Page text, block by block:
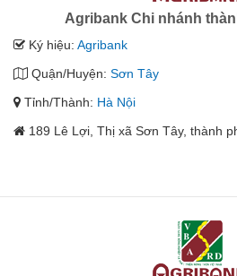
Agribank Chi nhánh
Ký hiệu: Agribank
Quận/Huyện: Sơn Tây
Tỉnh/Thành: Hà Nội
189 Lê Lợi, Thị xã Sơn Tây, thành